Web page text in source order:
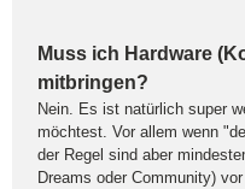
Muss ich Hardware
mitbringen?
Nein. Es ist natürlich super
möchtest. Vor allem wenn
der Regel sind aber
Dreams oder Community)